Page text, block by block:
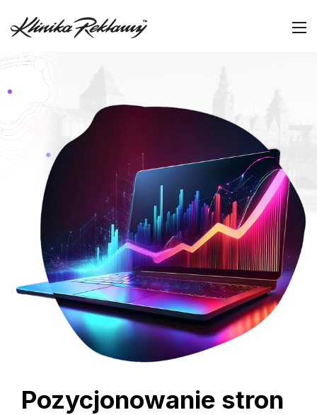
Pozycjonowanie stron